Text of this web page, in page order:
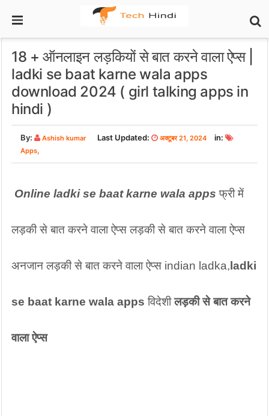
18 + ऑनलाइन लड़कियों से बात करने वाला ऐप्स |
ladki se baat karne wala apps
download 2024 ( girl talking apps in
hindi )
By: Ashish kumar Last Updated: अक्टूबर 21, 2024 in:
Apps,
Online ladki se baat karne wala apps फ्री में
लड़की से बात करने वाला ऐप्स लड़की से बात करने वाला ऐप्स
अनजान लड़की से बात करने वाला ऐप्स indian ladka, ladki
se baat karne wala apps विदेशी लड़की से बात करने
वाला ऐप्स